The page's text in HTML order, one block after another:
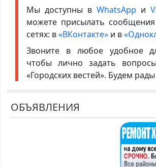
Мы доступны в WhatsApp и
можете присылать
сетях: в«ВКонтакте»и в
Звоните в любое удобное
чтобы лично задать
«Городских вестей». Будем
ОБЪЯВЛЕНИЯ